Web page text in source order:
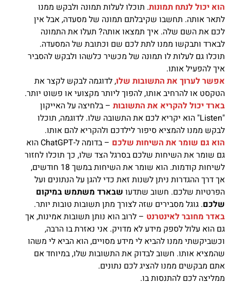
הוא יכול לנתח תמונות. תוכלו לעלות תמונה ולבקש ממנו
לתאר אותה. תחשבו שקיבלתם תמונה של מסעדה, אבל אין
לכם את השם שלה. איך תמצאו אותה? תעלו את התמונה
לבארד ותבקשו ממנו לתת לכם שם וכתובת של המסעדה.
תוכלו גם לעלות לו תמונה של מכשיר כלשהו ולבקש להסביר
איך להפעיל אותו.
אפשר לערוך את התשובות שלו, לדוגמה לבקש לקצר את
הטקסט או להרחיב אותו, להפוך ליותר מקצועי או פשוט יותר.
בארד יכול להקריא את התשובות – בלחיצה על האייקון
"Listen" הוא יקריא לכם את התשובה שלו. לדוגמה, תוכלו
לבקש ממנו להמציא סיפור לילדכם ולהקריא להם אותו.
הוא גם שומר את השיחות שלכם
– בדומה ל-ChatGPT הוא
גם שומר את השיחות שלכם בסרגל הצד שלו, כך תוכלו לחזור
לשיחות קודמות. הוא שומר את השיחות במשך 18 חודשים,
אך דרך ההגדרות ניתן לשנות זאת כדי להגן על הנתונים ועל
הפרטיות שלכם. חשוב שתדעו שבארד משתמש במיקום
שלכם. גוגל מסבירים שזה לצורך מתן תשובות טובות יותר.
באדר מחובר לאינטרנט – לרוב הוא נותן תשובות אמינות, אך
גם הוא עלול לספק מידע לא מדויק. אני נאזרת בו הרבה,
וכשביקשתי ממנו להביא לי מידע מסויים, הוא הביא לי משהו
שהמציא אותו. חשוב לבדוק את התשובות שלו, במיוחד אם
אתם מבקשים ממנו להציג לכם נתונים.
ממליצה לכם להתנסות בו.